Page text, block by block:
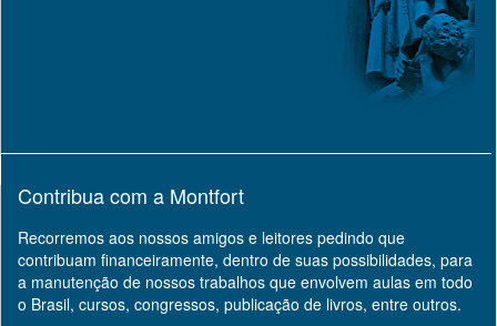
Contribua com a Montfort
Recorremos aos nossos amigos e leitores pedindo que
contribuam financeiramente, dentro de suas possibilidades, para
a manutenção de nossos trabalhos que envolvem aulas em todo
o Brasil, cursos, congressos, publicação de livros, entre outros.